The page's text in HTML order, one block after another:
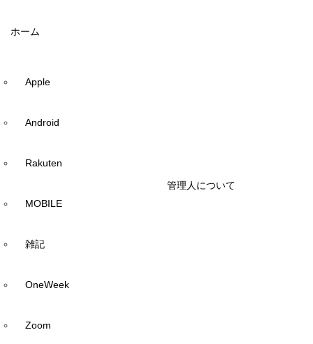
ホーム
Apple
Android
Rakuten
MOBILE
雑記
OneWeek
Zoom
管理人について